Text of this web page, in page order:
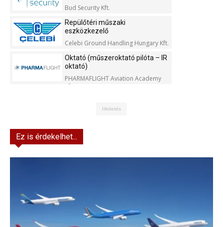
Bud Security Kft.
Repülőtéri műszaki
eszközkezelő
Celebi Ground Handling Hungary Kft.
Oktató (műszeroktató pilóta – IR
oktató)
PHARMAFLIGHT Aviation Academy
Kft.
Hirdetés
Ez is érdekelhet...